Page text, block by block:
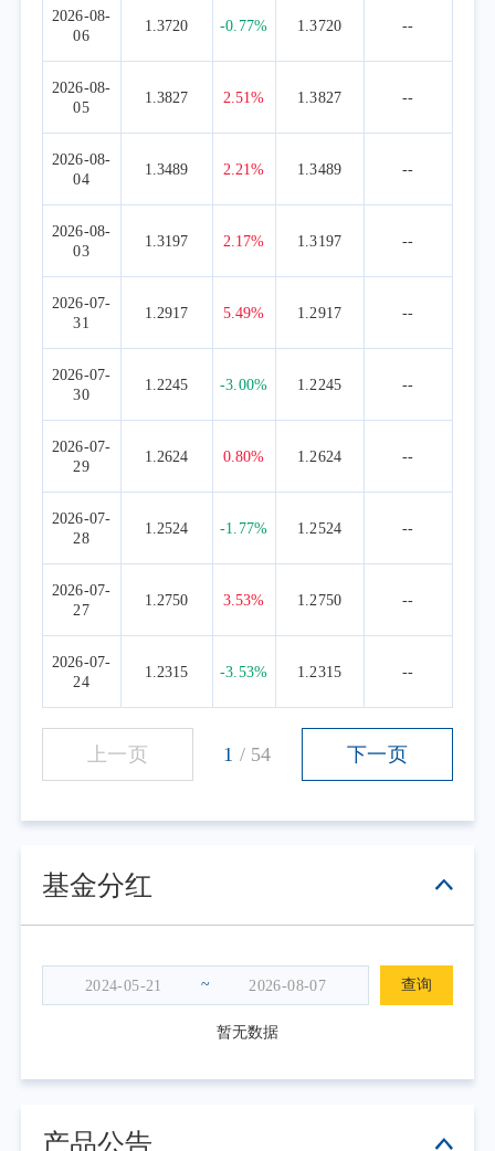
2026-08-
06
1.3720 -0.77% 1.3720 --
2026-08-
05
1.3827 2.51% 1.3827 --
2026-08-
04
1.3489 2.21% 1.3489 --
2026-08-
03
1.3197 2.17% 1.3197 --
2026-07-
31
1.2917 5.49% 1.2917 --
2026-07-
30
1.2245 -3.00% 1.2245 --
2026-07-
29
1.2624 0.80% 1.2624 --
2026-07-
28
1.2524 -1.77% 1.2524 --
2026-07-
27
1.2750 3.53% 1.2750 --
2026-07-
24
1.2315 -3.53% 1.2315 --
上一页 1 / 54 下一页
基金分红
~ 查询
暂无数据
产品公告